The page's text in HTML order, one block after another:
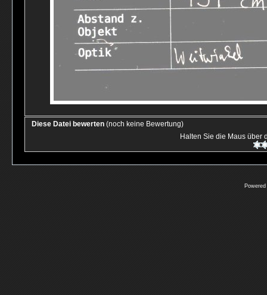
Diese Datei bewerten (noch keine Bewertung)
Halten Sie die Maus über